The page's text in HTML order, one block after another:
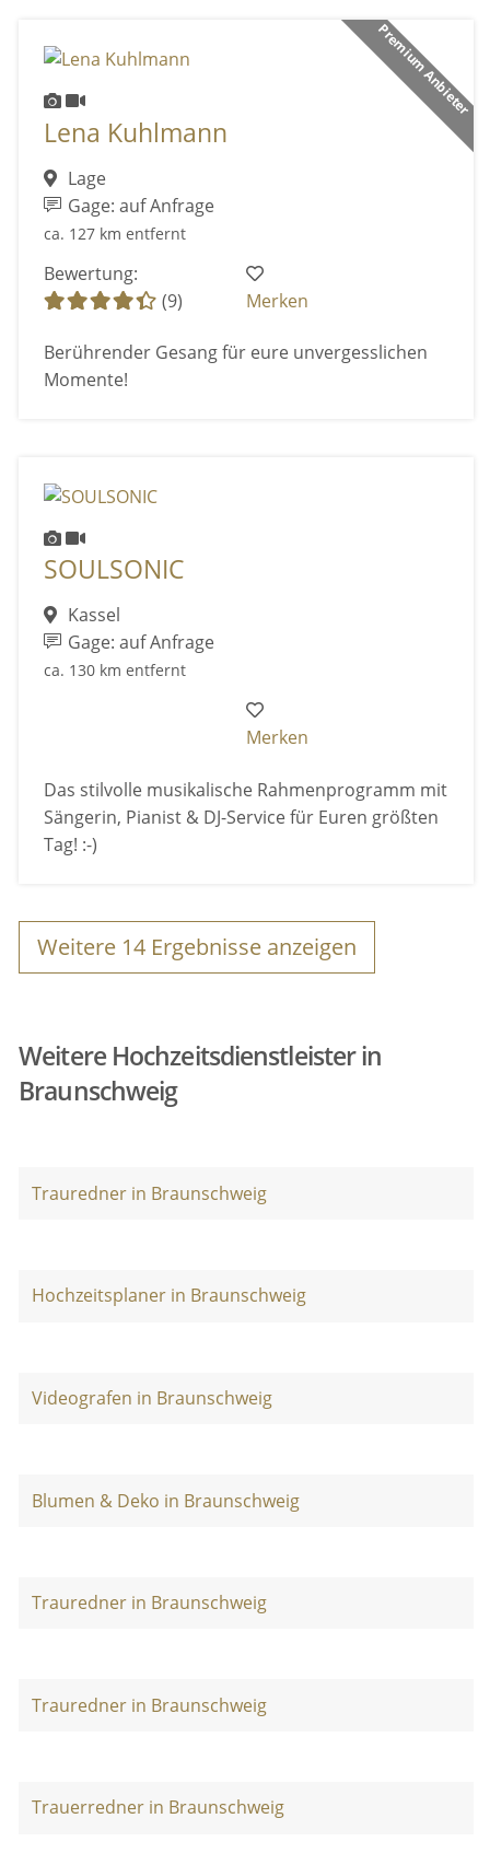
Premium Anbieter
Lena Kuhlmann
Lage
Gage: auf Anfrage
ca. 127 km entfernt
Bewertung:
(9)
Merken
Berührender Gesang für eure unvergesslichen
Momente!
SOULSONIC
Kassel
Gage: auf Anfrage
ca. 130 km entfernt
Merken
Das stilvolle musikalische Rahmenprogramm mit
Sängerin, Pianist & DJ-Service für Euren größten
Tag! :-)
Weitere 14 Ergebnisse anzeigen
Weitere Hochzeitsdienstleister in
Braunschweig
Trauredner in Braunschweig
Hochzeitsplaner in Braunschweig
Videografen in Braunschweig
Blumen & Deko in Braunschweig
Trauredner in Braunschweig
Trauredner in Braunschweig
Trauerredner in Braunschweig